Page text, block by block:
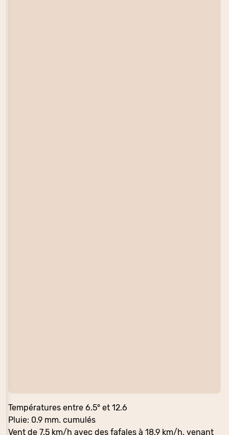
Températures entre 6.5° et 12.6
Pluie: 0.9 mm. cumulés
Vent de 7.5 km/h avec des fafales à 18.9 km/h, venant